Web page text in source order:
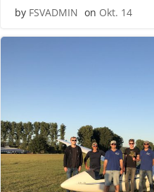
by FSVADMIN on Okt. 14